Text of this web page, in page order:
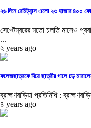
২৬ দিনে রেমিট্যান্স এলো ২৩ হাজার ৪০০
সেপ্টেম্বরের মতো চলতি মাসেও
...
২ years ago
কলেজছাত্রকে দিয়ে ছাত্রীর গালে চড়
ব্রাহ্মণবাড়িয়া প্রতিনিধি :
৪ years ago